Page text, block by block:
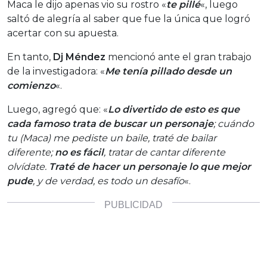
Maca le dijo apenas vio su rostro «te pillé«, luego
saltó de alegría al saber que fue la única que logró
acertar con su apuesta.
En tanto, Dj Méndez mencionó ante el gran trabajo
de la investigadora: «Me tenía pillado desde un
comienzo«.
Luego, agregó que: «Lo divertido de esto es que
cada famoso trata de buscar un personaje; cuándo
tu (Maca) me pediste un baile, traté de bailar
diferente;no es fácil, tratar de cantar diferente
olvídate. Traté de hacer un personaje lo que mejor
pude, y de verdad, es todo un desafío«.